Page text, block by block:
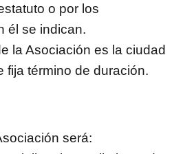
o por los
él se indican.
la Asociación es la ciudad
fija término de duración.
será: